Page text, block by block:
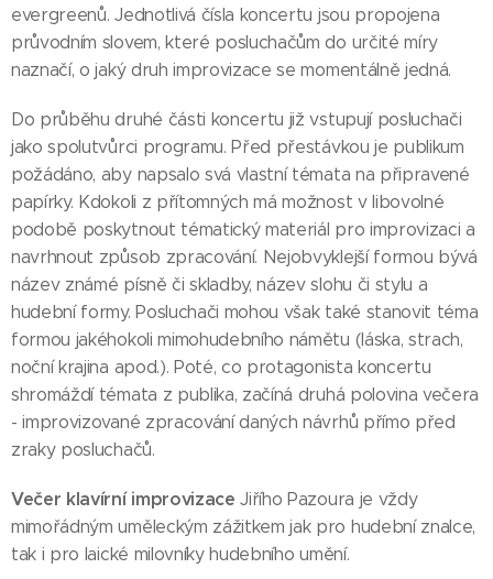
evergreenů. Jednotlivá čísla koncertu jsou propojena
průvodním slovem, které posluchačům do určité míry
naznačí, o jaký druh improvizace se momentálně jedná.
Do průběhu druhé části koncertu již vstupují posluchači
jako spolutvůrci programu. Před přestávkou je publikum
požádáno, aby napsalo svá vlastní témata na připravené
papírky. Kdokoli z přítomných má možnost v libovolné
podobě poskytnout tématický materiál pro improvizaci a
navrhnout způsob zpracování. Nejobvyklejší formou bývá
název známé písně či skladby, název slohu či stylu a
hudební formy. Posluchači mohou však také stanovit téma
formou jakéhokoli mimohudebního námětu (láska, strach,
noční krajina apod.). Poté, co protagonista koncertu
shromáždí témata z publika, začíná druhá polovina večera
- improvizované zpracování daných návrhů přímo před
zraky posluchačů.
Večer klavírní improvizace Jiřího Pazoura je vždy
mimořádným uměleckým zážitkem jak pro hudební znalce,
tak i pro laické milovníky hudebního umění.